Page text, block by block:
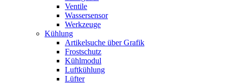
Ventile
Wassersensor
Werkzeuge
Kühlung
Artikelsuche über Grafik
Frostschutz
Kühlmodul
Luftkühlung
Lüfter